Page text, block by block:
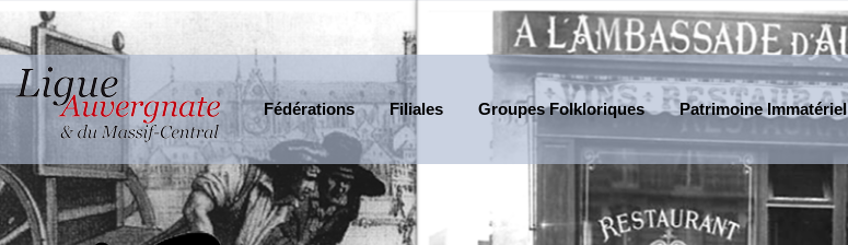
Fédérations Filiales Groupes Folkloriques Patrimoine Immatériel